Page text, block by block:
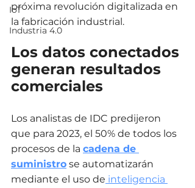
IoT
Industria 4.0
próxima revolución digitalizada en
la fabricación industrial.
Los datos conectados
generan resultados
comerciales
Los analistas de IDC predijeron
que para 2023, el 50% de todos los
procesos de la cadena de
suministro se automatizarán
mediante el uso de inteligencia